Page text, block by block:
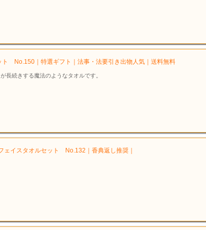
No.150｜特選ギフト｜法事・法要引き出物人気｜送料無料
長続きする魔法のようなタオルです。
イスタオルセット No.132｜香典返し推奨｜